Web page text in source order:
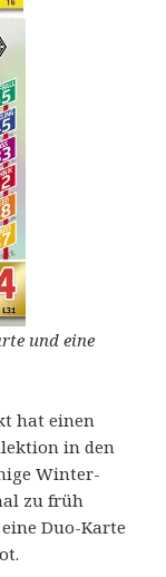
und eine
hat einen
in den
Winter-
zu früh
Duo-Karte